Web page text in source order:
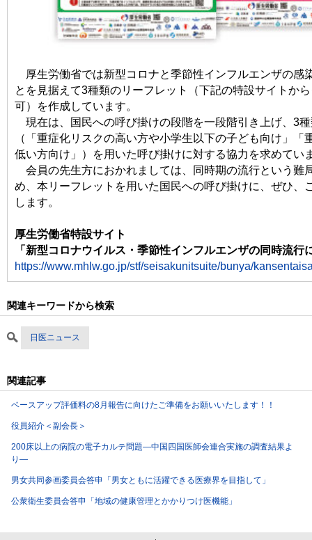
厚生労働省では新型コロナと季節性インフルエンザの感
とを見据えて3種類のリーフレット（下記の特設サイトか
可）を作成しています。
現在は、国民への呼び掛けの段階を一段階引き上げ、3
（「重症化リスクの高い方や小学生以下の子ども向け」「
低い方向け」）を用いた呼び掛けに対する協力を求めてい
会員の先生方におかれましては、同時期の流行という難
め、本リーフレットを用いた国民への呼び掛けに、ぜひ、
します。
厚生労働省特設サイト
「新型コロナウイルス・季節性インフルエンザの同時流行
https://www.mhlw.go.jp/stf/seisakunitsuite/bunya/
関連キーワードから検索
日医ニュース
関連記事
ベースアップ評価料の8月報告に向けたご準備をお願いいたします！！
役員紹介＜副会長＞
200床以上の病院の電子カルテ問題―中国四国医師会連合実施の調査結果よ
り―
男女共同参画委員会答申「男女ともに活躍できる医療界を目指して」
公衆衛生委員会答申「地域の健康管理とかかりつけ医機能」